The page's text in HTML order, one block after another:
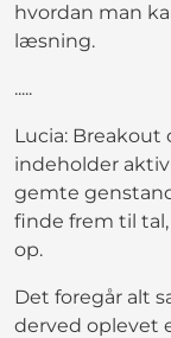
hvordan man
læsning.
.....
Lucia: Breakout
indeholder
gemte
finde frem til
op.
Det foregår alt
derved oplevet